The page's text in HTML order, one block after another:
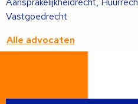
VastgoedrechtLees
over
Alle advocaten